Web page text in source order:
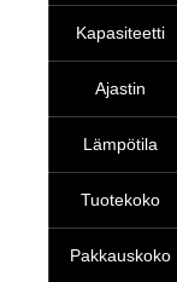
Kapasiteetti
Ajastin
Lämpötila
Tuotekoko
Pakkauskoko